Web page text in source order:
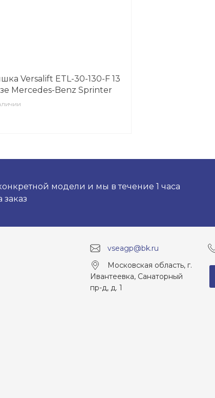
Versalift ETL-30-130-F 13
Mercedes-Benz Sprinter
модели и мы в течение 1 часа
vseagp@bk.ru
Московская область, г.
Ивантеевка, Санаторный
пр-д, д. 1